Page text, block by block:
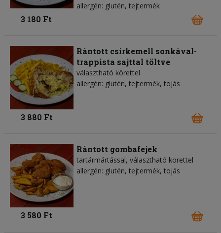
allergén: glutén, tejtermék
3 180 Ft
Rántott csirkemell sonkával-
trappista sajttal töltve
választható körettel
allergén: glutén, tejtermék, tojás
3 880 Ft
Rántott gombafejek
tartármártással, választható körettel
allergén: glutén, tejtermék, tojás
3 580 Ft